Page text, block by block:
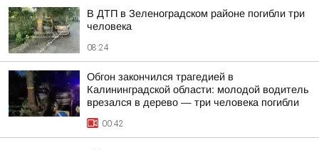
В ДТП в Зеленоградском районе погибли три
человека
08:24
Обгон закончился трагедией в
Калининградской области: молодой водитель
врезался в дерево — три человека погибли
00:42